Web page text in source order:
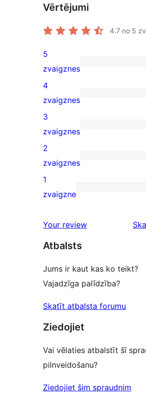
Vērtējumi
4.7 no 5
2
5-
star
reviews
5
zvaigznes
1
4-
star
review
4
zvaigznes
0
3-
star
reviews
3
zvaigznes
0
2-
star
2
zvaigznes
0
star
1
zvaigzne
Your review
Atbalsts
Jums ir kaut kas ko teikt?
Vajadzīga palīdzība?
Skatīt atbalsta forumu
Ziedojiet
Vai vēlaties atbalstīt šī
pilnveidošanu?
Ziedojiet šim spraudnim